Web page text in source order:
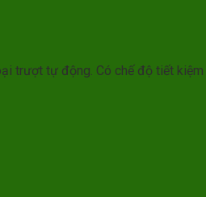
trượt tự động. Có chế độ tiết